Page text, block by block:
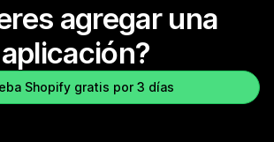
agregar una
aplicación?
Shopify gratis por 3 días